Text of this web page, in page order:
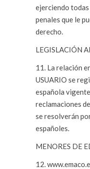
ejerciendo
penales que le
derecho.
LEGISLACIÓN
11. La relación
USUARIO se
española
reclamaciones
se resolverán
españoles.
MENORES DE
12.